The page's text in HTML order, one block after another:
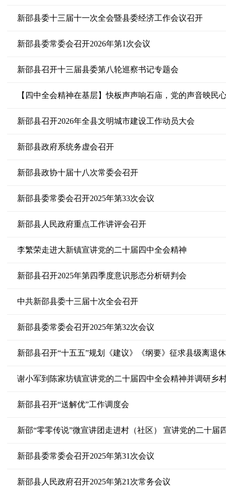
新邵县委十三届十一次全会暨县委经济工作会议召开
新邵县委常委会召开2026年第1次会议
新邵县召开十三届县委第八轮巡察书记专题会
新邵县召开2026年全县文明城市建设工作动员大会
新邵县政府系统务虚会召开
新邵县政协十届十八次常委会召开
新邵县委常委会召开2025年第33次会议
新邵县人民政府重点工作讲评会召开
李繁荣走进大新镇宣讲党的二十届四中全会精神
新邵县召开2025年第四季度意识形态分析研判会
中共新邵县委十三届十次全会召开
新邵县委常委会召开2025年第32次会议
新邵县召开“十五五”规划《建议》《纲要》征求县级离退
谢小军到陈家坊镇宣讲党的二十届四中全会精神并调研乡
新邵县召开“送解优”工作调度会
新邵“零零传说”微宣讲团走进村（社区） 宣讲党的二十届
新邵县委常委会召开2025年第31次会议
新邵县人民政府召开2025年第21次常务会议